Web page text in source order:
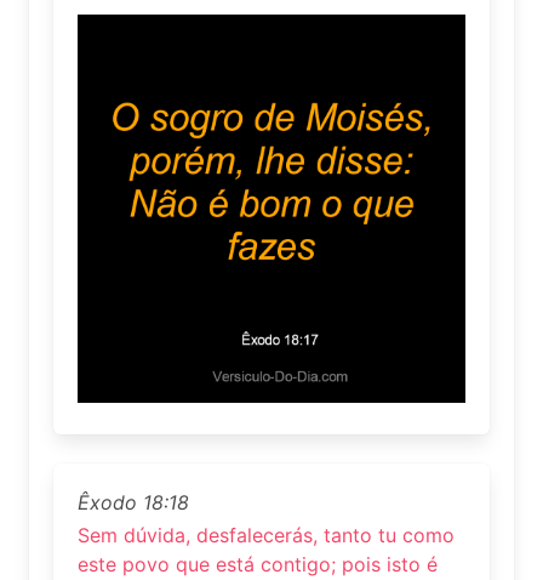
Êxodo 18:18
Sem dúvida, desfalecerás, tanto tu como
este povo que está contigo; pois isto é